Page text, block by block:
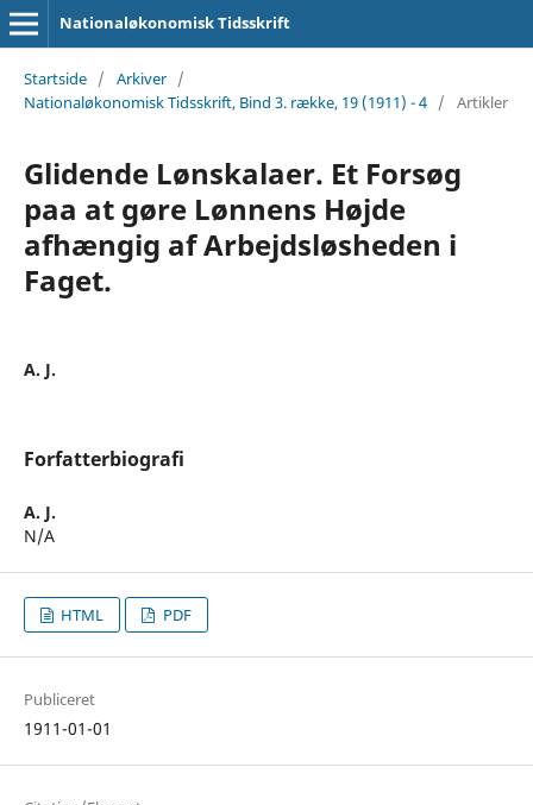
Nationaløkonomisk Tidsskrift
Startside / Arkiver /
Nationaløkonomisk Tidsskrift, Bind 3. række, 19 (1911) - 4 / Artikler
Glidende Lønskalaer. Et Forsøg
paa at gøre Lønnens Højde
afhængig af Arbejdsløsheden i
Faget.
A. J.
Forfatterbiografi
A. J.
N/A
HTML PDF
Publiceret
1911-01-01